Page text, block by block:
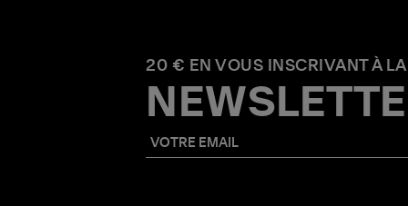
20 € EN VOUS INSCRIVANT À LA